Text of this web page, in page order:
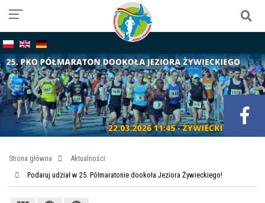
Strona główna
Aktualności
Podaruj udział w 25. Półmaratonie dookoła Jeziora Żywieckiego!